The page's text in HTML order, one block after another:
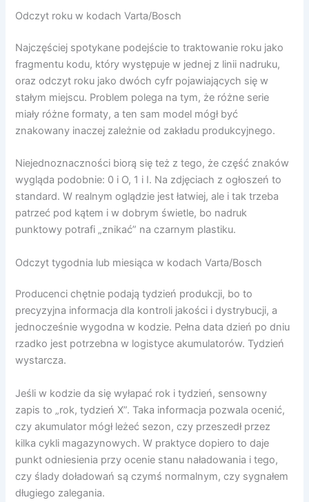
Odczyt roku w kodach Varta/Bosch
Najczęściej spotykane podejście to traktowanie roku jako
fragmentu kodu, który występuje w jednej z linii nadruku,
oraz odczyt roku jako dwóch cyfr pojawiających się w
stałym miejscu. Problem polega na tym, że różne serie
miały różne formaty, a ten sam model mógł być
znakowany inaczej zależnie od zakładu produkcyjnego.
Niejednoznaczności biorą się też z tego, że część znaków
wygląda podobnie: 0 i O, 1 i I. Na zdjęciach z ogłoszeń to
standard. W realnym oglądzie jest łatwiej, ale i tak trzeba
patrzeć pod kątem i w dobrym świetle, bo nadruk
punktowy potrafi „znikać” na czarnym plastiku.
Odczyt tygodnia lub miesiąca w kodach Varta/Bosch
Producenci chętnie podają tydzień produkcji, bo to
precyzyjna informacja dla kontroli jakości i dystrybucji, a
jednocześnie wygodna w kodzie. Pełna data dzień po dniu
rzadko jest potrzebna w logistyce akumulatorów. Tydzień
wystarcza.
Jeśli w kodzie da się wyłapać rok i tydzień, sensowny
zapis to „rok, tydzień X”. Taka informacja pozwala ocenić,
czy akumulator mógł leżeć sezon, czy przeszedł przez
kilka cykli magazynowych. W praktyce dopiero to daje
punkt odniesienia przy ocenie stanu naładowania i tego,
czy ślady doładowań są czymś normalnym, czy sygnałem
długiego zalegania.